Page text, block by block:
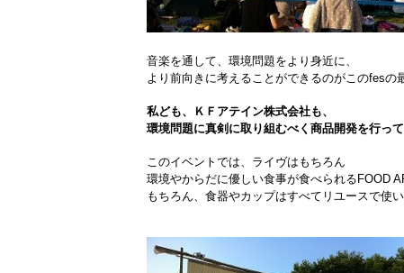
音楽を通して、環境問題をより身近に、
より前向きに考えることができるのがこのfesの
私ども、ＫＦアテイン株式会社も、
環境問題に真剣に取り組むべく商品開発を行って
このイベントでは、ライヴはもちろん
環境やからだに優しい食事が食べられるFOOD
もちろん、食器やカップはすべてリユースで使い